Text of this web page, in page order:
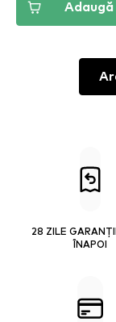
Adaugă
28 ZILE
ÎNAPOI